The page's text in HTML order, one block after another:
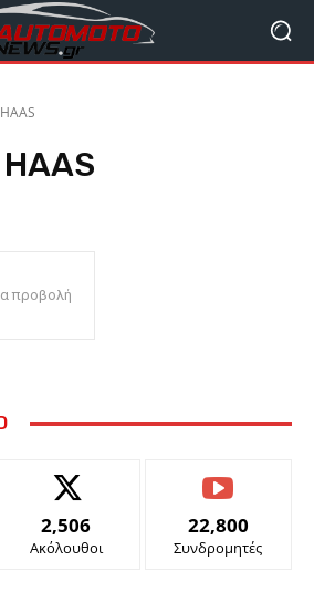
προβολή
2,506
Ακόλουθοι
22,800
Συνδρομητές